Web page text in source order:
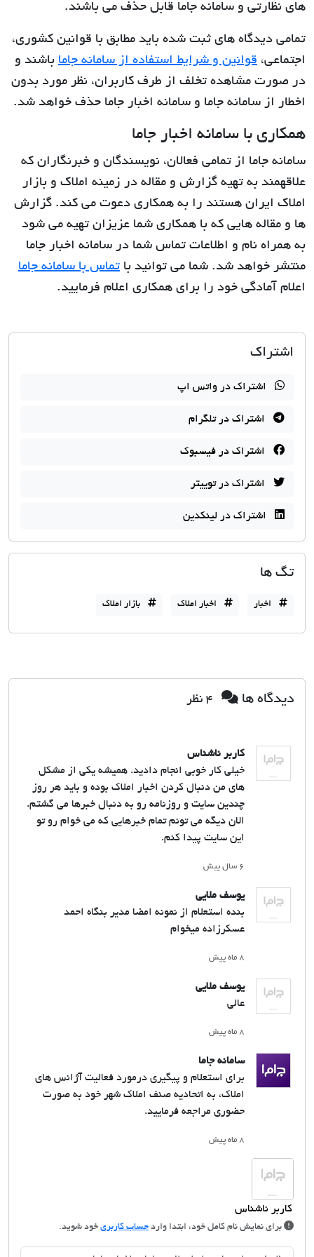
های نظارتی و سامانه جاما قابل حذف می باشند.
تمامی دیدگاه های ثبت شده باید مطابق با قوانین کشوری،
اجتماعی، قوانین و شرایط استفاده از سامانه جاما باشند و
در صورت مشاهده تخلف از طرف کاربران، نظر مورد بدون
اخطار از سامانه جاما و سامانه اخبار جاما حذف خواهد شد.
همکاری با سامانه اخبار جاما
سامانه جاما از تمامی فعالان، نویسندگان و خبرنگاران که
علاقهمند به تهیه گزارش و مقاله در زمینه املاک و بازار
املاک ایران هستند را به همکاری دعوت می کند. گزارش
ها و مقاله هایی که با همکاری شما عزیزان تهیه می شود
به همراه نام و اطلاعات تماس شما در سامانه اخبار جاما
منتشر خواهد شد. شما می توانید با تماس با سامانه جاما
اعلام آمادگی خود را برای همکاری اعلام فرمایید.
اشتراکراه اندازی سامانه اخبار جاما
اشتراک در واتس اپ
اشتراک در تلگرام
اشتراک در فیسبوک
اشتراک در توییتر
اشتراک در لینکدین
تگ ها
اخبار اخبار املاک بازار املاک
دیدگاه ها
کاربر ناشناس
خیلی کار خوبی انجام دادید. همیشه یکی از مشکل
های من دنبال کردن اخبار املاک بوده و باید هر روز
چندین سایت و روزنامه رو به دنبال خبرها می گشتم.
الان دیگه می تونم تمام خبرهایی که می خوام رو تو
این سایت پیدا کنم.
۶ سال پیش
یوسف ملایی
بنده استعلام از نمونه امضا مدیر بنگاه احمد
عسکرزاده میخوام
۸ ماه پیش
یوسف ملایی
عالی
۸ ماه پیش
سامانه جاما
برای استعلام و پیگیری درمورد فعالیت آژانس های
املاک، به اتحادیه صنف املاک شهر خود به صورت
حضوری مراجعه فرمایید.
۸ ماه پیش
برای نمایش نام کامل خود، ابتدا وارد حساب کاربری خود شوید.